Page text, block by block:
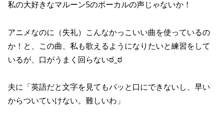
私の大好きなマルーン5のボーカルの声じゃないか！
アニメなのに（失礼）こんなかっこいい曲を使っているの
か！と、この曲、私も歌えるようになりたいと練習をして
いるが、口がうまく回らないಠ_ಠ
夫に「英語だと文字を見てもパッと口にできないし、早い
からついていけない。難しいわ」